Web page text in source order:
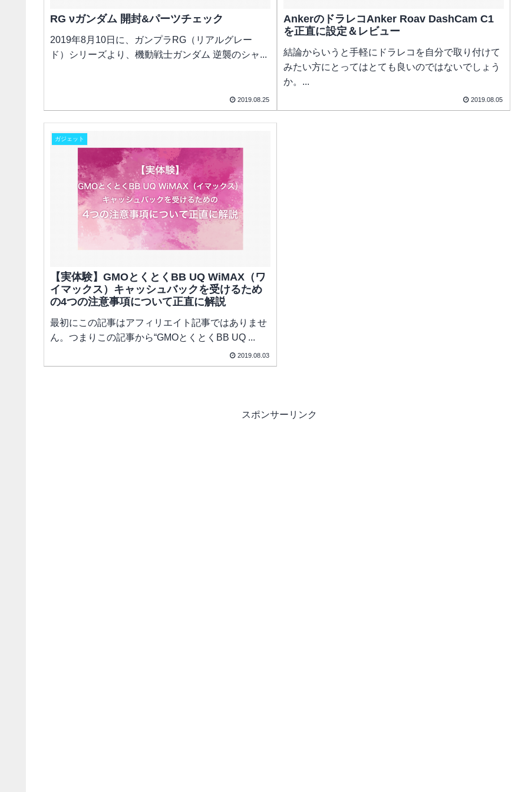
RG νガンダム 開封&パーツチェック
2019年8月10日に、ガンプラRG（リアルグレー
ド）シリーズより、機動戦士ガンダム 逆襲のシャ...
2019.08.25
AnkerのドラレコAnker Roav DashCam C1
を正直に設定＆レビュー
結論からいうと手軽にドラレコを自分で取り付けて
みたい方にとってはとても良いのではないでしょう
か。...
2019.08.05
ガジェット
【実体験】GMOとくとくBB UQ WiMAX（ワ
イマックス）キャッシュバックを受けるため
の4つの注意事項について正直に解説
最初にこの記事はアフィリエイト記事ではありませ
ん。つまりこの記事から“GMOとくとくBB UQ ...
2019.08.03
スポンサーリンク